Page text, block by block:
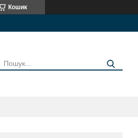
Кошик